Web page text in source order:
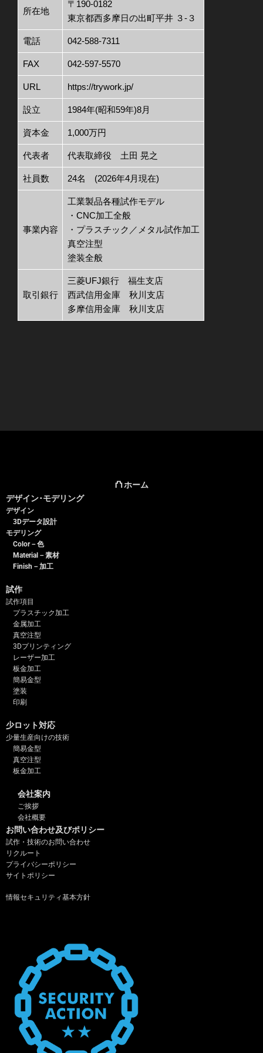
所在地
〒190-0182
東京都西多摩日の出町平井 ３-３
電話 042-588-7311
FAX 042-597-5570
URL https://trywork.jp/
設立 1984年(昭和59年)8月
資本金 1,000万円
代表者 代表取締役 土田 晃之
社員数 24名 (2026年4月現在)
事業内容
工業製品各種試作モデル
・CNC加工全般
・プラスチック／メタル試作加工
真空注型
塗装全般
取引銀行
三菱UFJ銀行 福生支店
西武信用金庫 秋川支店
多摩信用金庫 秋川支店
⛫ホーム
デザイン･モデリング
デザイン
3Dデータ設計
モデリング
Color－色
Material－素材
Finish－加工
試作
試作項目
プラスチック加工
金属加工
真空注型
3Dプリンティング
レーザー加工
板金加工
簡易金型
塗装
印刷
少ロット対応
少量生産向けの技術
簡易金型
真空注型
板金加工
会社案内
ご挨拶
会社概要
お問い合わせ及びポリシー
試作・技術のお問い合わせ
リクルート
プライバシーポリシー
サイトポリシー
情報セキュリティ基本方針